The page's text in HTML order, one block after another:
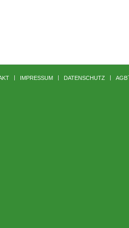
IMPRESSUM DATENSCHUTZ